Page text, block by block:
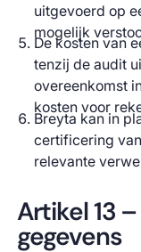
uitgevoerd op
mogelijk
De kosten van
tenzij de audit
overeenkomst
kosten voor
Breyta kan in
certificering
relevante
Artikel 13
gegevens